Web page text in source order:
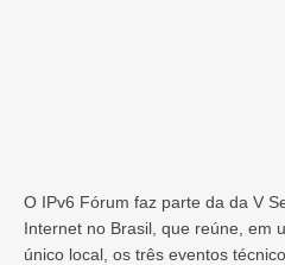
O IPv6 Fórum faz parte da da V
Internet no Brasil, que reúne, em
único local, os três eventos